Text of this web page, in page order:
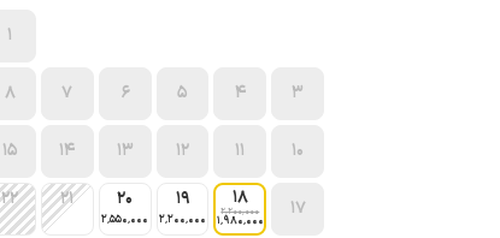
1
3
4
5
6
7
8
10
11
12
13
14
15
17
18
2٬200٬000
1٬980٬000
19
2٬200٬000
20
2٬550٬000
21
22